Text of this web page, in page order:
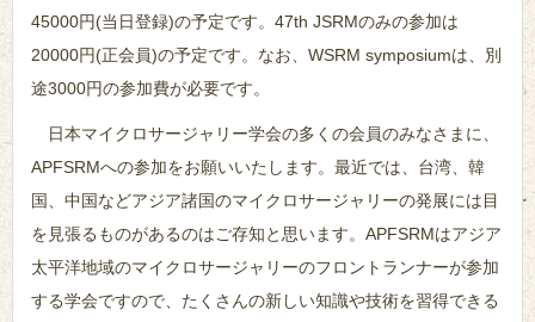
45000円(当日登録)の予定です。47th JSRMのみの参加は
20000円(正会員)の予定です。なお、WSRM symposiumは、別
途3000円の参加費が必要です。
日本マイクロサージャリー学会の多くの会員のみなさまに、
APFSRMへの参加をお願いいたします。最近では、台湾、韓
国、中国などアジア諸国のマイクロサージャリーの発展には目
を見張るものがあるのはご存知と思います。APFSRMはアジア
太平洋地域のマイクロサージャリーのフロントランナーが参加
する学会ですので、たくさんの新しい知識や技術を習得できる